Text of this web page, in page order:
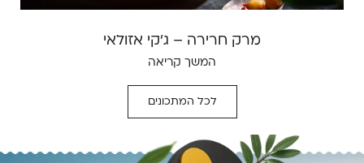
מרק חרירה – ג'קי אזולאי
המשך קריאה
לכל המתכונים